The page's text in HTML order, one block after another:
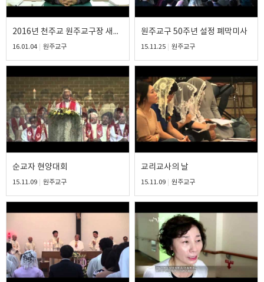
2016년 천주교 원주교구장 새해 인사
16.01.04 원주교구
원주교구 50주년 설정 폐막미사
15.11.25 원주교구
순교자 현양대회
15.11.09 원주교구
교리교사의 날
15.11.09 원주교구